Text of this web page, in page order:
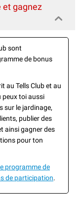
et gagnez
sont
de bonus
au Tells Club et au
peux toi aussi
sur le jardinage,
publier des
ainsi gagner des
pour ton
programme de
de participation.